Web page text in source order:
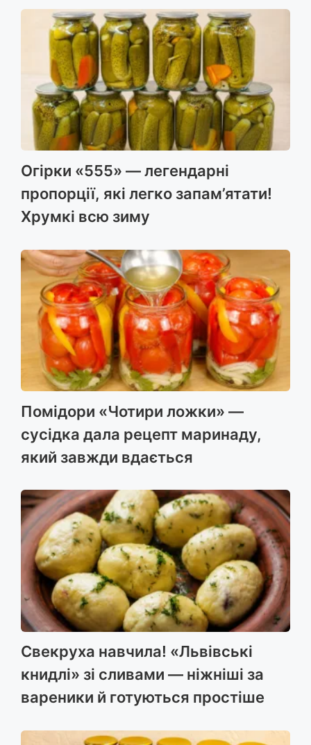
Огірки «555» — легендарні
пропорції, які легко запам’ятати!
Хрумкі всю зиму
Помідори «Чотири ложки» —
сусідка дала рецепт маринаду,
який завжди вдається
Свекруха навчила! «Львівські
книдлі» зі сливами — ніжніші за
вареники й готуються простіше